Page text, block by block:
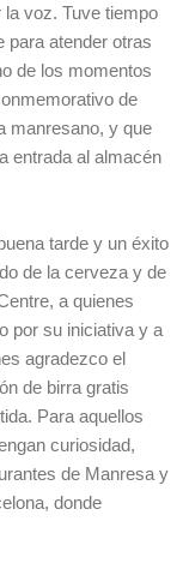
voz. Tuve tiempo
para atender otras
de los momentos
de
manresano, y que
entrada al almacén
tarde y un éxito
de la cerveza y de
a quienes
por su iniciativa y a
agradezco el
de birra gratis
Para aquellos
curiosidad,
de Manresa y
donde